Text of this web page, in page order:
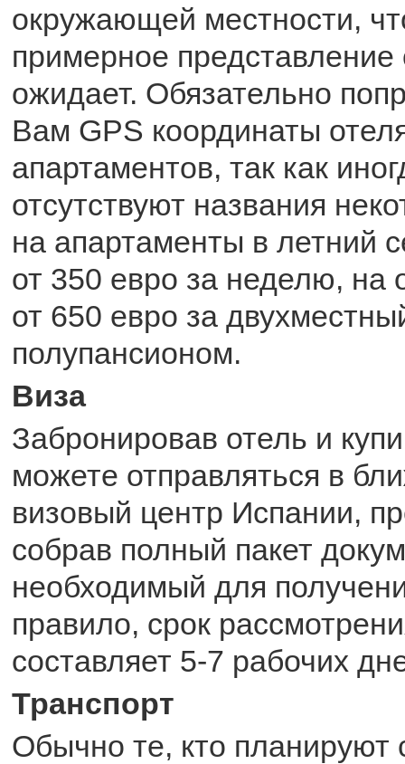
окружающей местности,
примерное
ожидает. Обязательно
Вам GPS координаты
апартаментов, так как
отсутствуют названия
на апартаменты в летний
от 350 евро за неделю, на
от 650 евро за
полупансионом.
Виза
Забронировав отель и
можете отправляться в
визовый центр Испании,
собрав полный пакет
необходимый для
правило, срок
составляет 5-7 рабочих
Транспорт
Обычно те, кто планируют